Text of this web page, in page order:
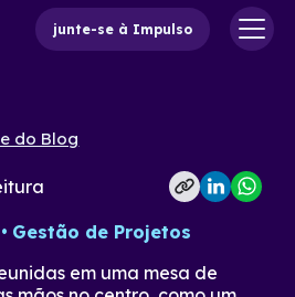
junte-se à Impulso
do Blog
Gestão de Projetos